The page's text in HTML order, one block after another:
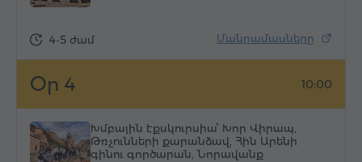
Մանրամասները
4-5 ժամ
Օր 4 10:00
Խմբային էքսկուրսիա՝ Խոր Վիրապ,
Թռչունների քարանձավ, Հին Արենի
գինու գործարան, Նորավանք